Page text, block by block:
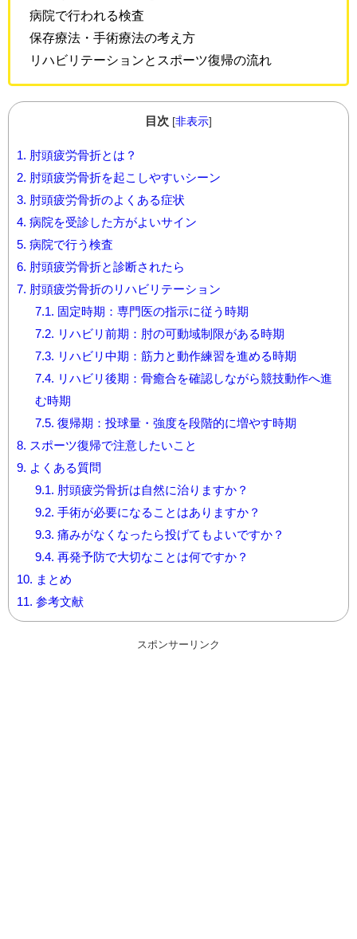
病院で行われる検査
保存療法・手術療法の考え方
リハビリテーションとスポーツ復帰の流れ
目次 [非表示]
1. 肘頭疲労骨折とは？
2. 肘頭疲労骨折を起こしやすいシーン
3. 肘頭疲労骨折のよくある症状
4. 病院を受診した方がよいサイン
5. 病院で行う検査
6. 肘頭疲労骨折と診断されたら
7. 肘頭疲労骨折のリハビリテーション
7.1. 固定時期：専門医の指示に従う時期
7.2. リハビリ前期：肘の可動域制限がある時期
7.3. リハビリ中期：筋力と動作練習を進める時期
7.4. リハビリ後期：骨癒合を確認しながら競技動作へ進
む時期
7.5. 復帰期：投球量・強度を段階的に増やす時期
8. スポーツ復帰で注意したいこと
9. よくある質問
9.1. 肘頭疲労骨折は自然に治りますか？
9.2. 手術が必要になることはありますか？
9.3. 痛みがなくなったら投げてもよいですか？
9.4. 再発予防で大切なことは何ですか？
10. まとめ
11. 参考文献
スポンサーリンク